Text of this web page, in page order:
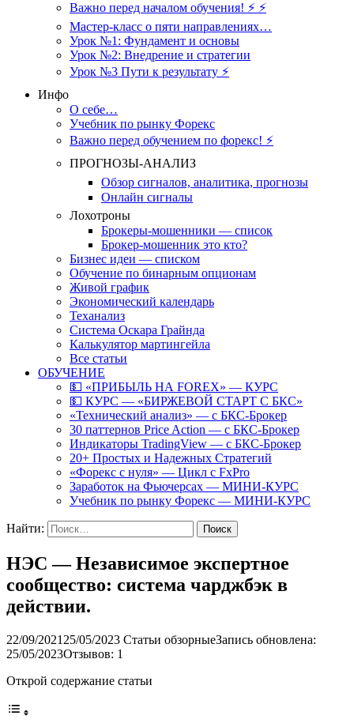
Важно перед началом обучения! ⚡ ⚡
Мастер-класс о пяти направлениях…
Урок №1: Фундамент и основы
Урок №2: Внедрение и стратегии
Урок №3 Пути к результату ⚡️
Инфо
О себе…
Учебник по рынку Форекс
Важно перед обучением по форекс! ⚡
ПРОГНОЗЫ-АНАЛИЗ
Обзор сигналов, аналитика, прогнозы
Онлайн сигналы
Лохотроны
Брокеры-мошенники — список
Брокер-мошенник это кто?
Бизнес идеи — списком
Обучение по бинарным опционам
Живой график
Экономический календарь
Теханализ
Система Оскара Грайнда
Калькулятор мартингейла
Все статьи
ОБУЧЕНИЕ
💵 «ПРИБЫЛЬ НА FOREX» — КУРС
💵 КУРС — «БИРЖЕВОЙ СТАРТ С БКС»
«Технический анализ» — с БКС-Брокер
30 паттернов Price Action — с БКС-Брокер
Индикаторы TradingView — с БКС-Брокер
20+ Простых и Надежных Стратегий
«Форекс с нуля» — Цикл с FxPro
Заработок на Фьючерсах — МИНИ-КУРС
Учебник по рынку Форекс — МИНИ-КУРС
Найти:
НЭС — Независимое экспертное
сообщество: система чарджбэк в
действии.
22/09/2021 25/05/2023 Статьи обзорныеЗапись обновлена:
25/05/2023Отзывов: 1
Открой содержание статьи